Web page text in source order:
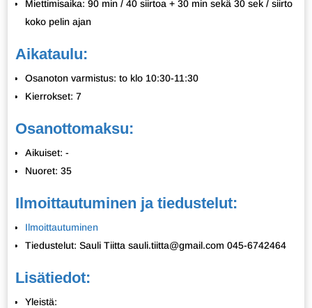
Miettimisaika: 90 min / 40 siirtoa + 30 min sekä 30 sek / siirto
koko pelin ajan
Aikataulu:
Osanoton varmistus: to klo 10:30-11:30
Kierrokset: 7
Osanottomaksu:
Aikuiset: -
Nuoret: 35
Ilmoittautuminen ja tiedustelut:
Ilmoittautuminen
Tiedustelut: Sauli Tiitta sauli.tiitta@gmail.com 045-6742464
Lisätiedot:
Yleistä: